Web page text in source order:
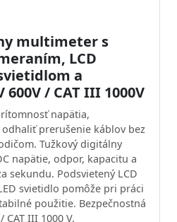
multimeter s
LCD
a
/ CAT III 1000V
napätia,
prerušenie káblov bez
Tužkový digitálny
napätie, odpor, kapacitu a
sekundu. Podsvietený LCD
svietidlo pomôže pri práci
použitie. Bezpečnostná
CAT III 1000 V.